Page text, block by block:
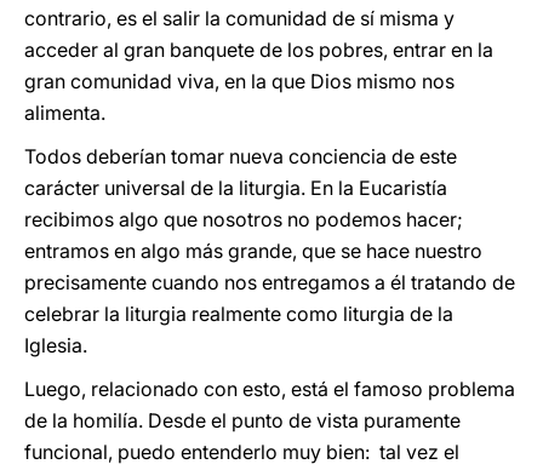
contrario, es el salir la comunidad de sí misma y
acceder al gran banquete de los pobres, entrar en la
gran comunidad viva, en la que Dios mismo nos
alimenta.
Todos deberían tomar nueva conciencia de este
carácter universal de la liturgia. En la Eucaristía
recibimos algo que nosotros no podemos hacer;
entramos en algo más grande, que se hace nuestro
precisamente cuando nos entregamos a él tratando de
celebrar la liturgia realmente como liturgia de la
Iglesia.
Luego, relacionado con esto, está el famoso problema
de la homilía. Desde el punto de vista puramente
funcional, puedo entenderlo muy bien: tal vez el